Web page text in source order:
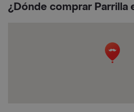
¿Dónde comprar Parrilla